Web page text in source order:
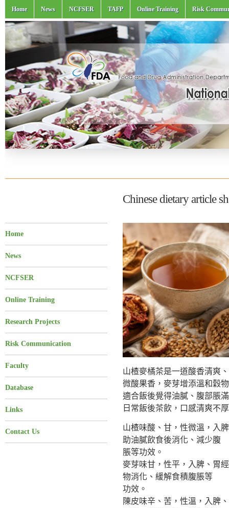
Home News NCFSER TAFP Online Training Risk
Chinese dietary article
Home
News
NCFSER
Online Training
Research Projects
Risk Communication
Faculty
Database
Links
Contact Us
山楂麥橘茶是一道酸香清爽
微酸果香，麥芽增添溫和穀
適合飯後覺得油膩、腹部脹
日常飯後茶飲，口感清爽不
山楂味酸、甘，性微溫，入
助油膩飲食後消化、減少腹
脹等功效。
麥芽味甘，性平，入脾、胃
物消化、緩解食積腹脹等
功效。
陳皮味辛、苦，性溫，入脾